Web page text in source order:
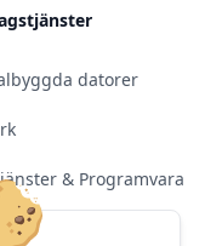
datorer
& Programvara
& Backup